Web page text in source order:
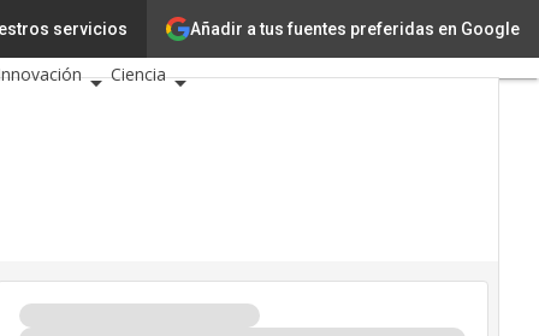
Añadir a tus fuentes preferidas en Google
servicios
Tecnología
Ciencia